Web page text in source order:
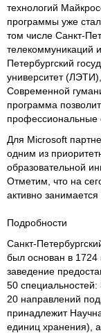
технологий
программы уже
том числе Санкт-
телекоммуникаций
Петербургский
университет
Современной
программа
профессиональные
Для Microsoft
одним из
образовательной
Отметим, что на
активно
Подробности
Санкт-
был основан в 1724
заведение
50 специальностей:
20 направлений
принадлежит
единиц хранения), а